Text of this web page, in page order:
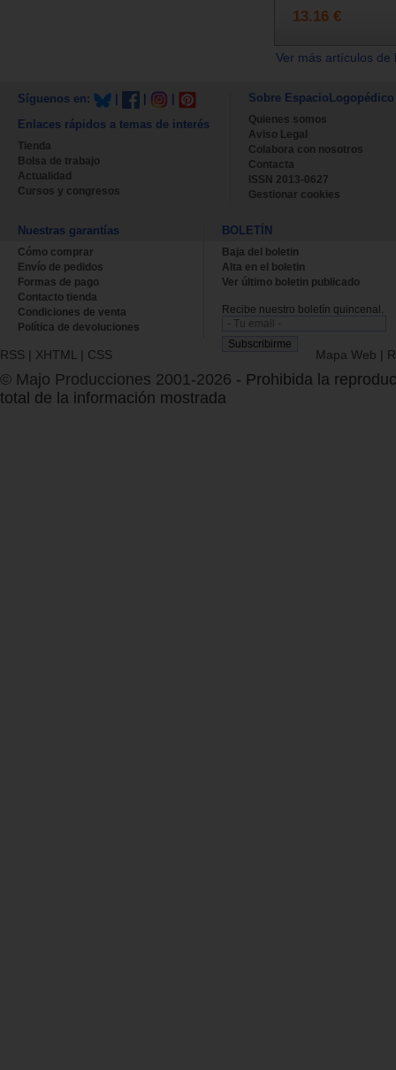
13.16 €
Ver más artículos
Síguenos en:
Enlaces rápidos a temas de interés
Tienda
Bolsa de trabajo
Actualidad
Cursos y congresos
Sobre EspacioLogopédico
Quienes somos
Aviso Legal
Colabora con nosotros
Contacta
ISSN 2013-0627
Gestionar cookies
Nuestras garantías
Cómo comprar
Envío de pedidos
Formas de pago
Contacto tienda
Condiciones de venta
Política de devoluciones
BOLETÍN
Baja del boletin
Alta en el boletin
Ver último boletin publicado
Recibe nuestro boletín quincenal.
RSS | XHTML | CSS Mapa Web |
© Majo Producciones 2001-2026 - Prohibida la
total de la información mostrada